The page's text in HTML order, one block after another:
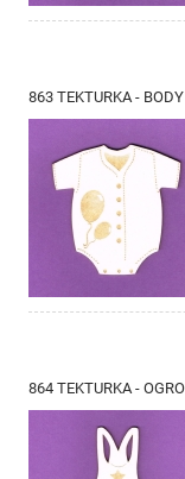
863 TEKTURKA -
864 TEKTURKA -